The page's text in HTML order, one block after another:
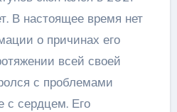
В настоящее время нет
о причинах его
всей своей
с проблемами
с сердцем. Его